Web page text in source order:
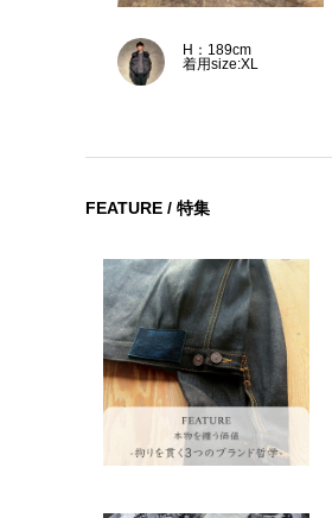
H：189cm
着用size:XL
FEATURE / 特集